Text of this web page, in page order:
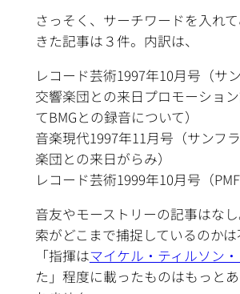
さっそく、サーチワードを入れ
きた記事は３件。内訳は、
レコード芸術1997年10月号（サ
交響楽団との来日プロモーショ
てBMGとの録音について）
音楽現代1997年11月号（サンフ
楽団との来日がらみ）
レコード芸術1999年10月号（
音友やモーストリーの記事はな
索がどこまで捕捉しているのかは
「指揮はマイケル・ティルソン
た」程度に載ったものはもっと